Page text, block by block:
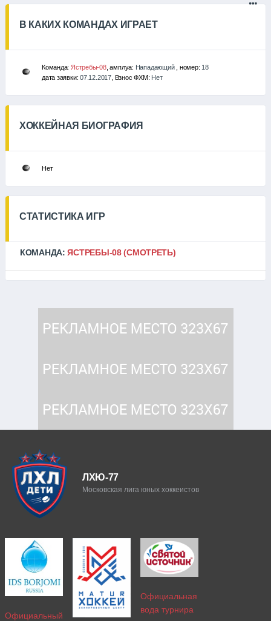
В КАКИХ КОМАНДАХ ИГРАЕТ
Команда: Ястребы-08, амплуа: Нападающий, номер: 18
дата заявки:07.12.2017, Взнос ФХМ: Нет
ХОККЕЙНАЯ БИОГРАФИЯ
Нет
СТАТИСТИКА ИГР
КОМАНДА:ЯСТРЕБЫ-08 (СМОТРЕТЬ)
ЛХЮ-77
Московская лига юных хоккеистов
Официальный
Официальная
вода турнира